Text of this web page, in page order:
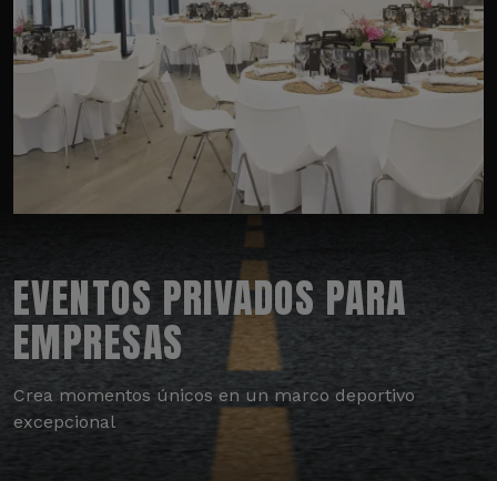
EVENTOS PRIVADOS PARA
EMPRESAS
Crea momentos únicos en un marco deportivo
excepcional